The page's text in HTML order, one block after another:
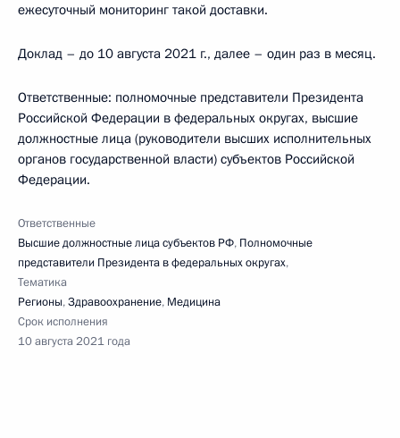
ежесуточный мониторинг такой доставки.
Доклад – до 10 августа 2021 г., далее – один раз в месяц.
Ответственные: полномочные представители Президента
Российской Федерации в федеральных округах, высшие
должностные лица (руководители высших исполнительных
органов государственной власти) субъектов Российской
Федерации.
Ответственные
Высшие должностные лица субъектов РФ, Полномочные
представители Президента в федеральных округах,
Тематика
Регионы,Здравоохранение, Медицина
Срок исполнения
10 августа 2021 года